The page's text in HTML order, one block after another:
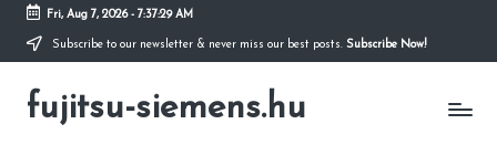
Skip
content
Fri, Aug 7, 2026- 7:37:30 AM
Subscribe to our newsletter & never miss our best posts. Subscribe Now!
fujitsu-siemens.hu